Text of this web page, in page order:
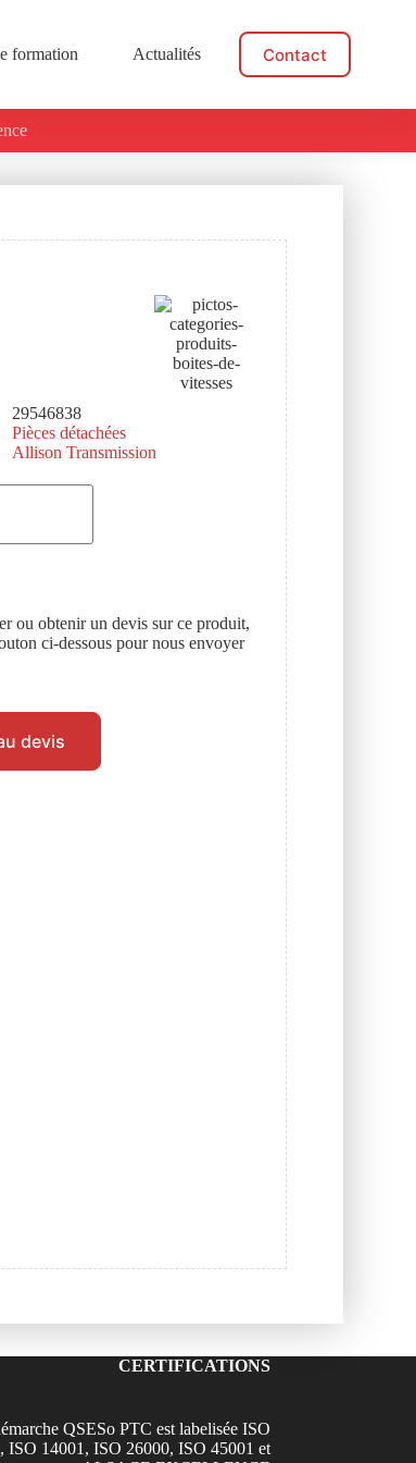
formation Actualités Contact
29546838
Pièces détachées
Allison Transmission
ou obtenir un devis sur ce produit,
ci-dessous pour nous envoyer
devis
CERTIFICATIONS